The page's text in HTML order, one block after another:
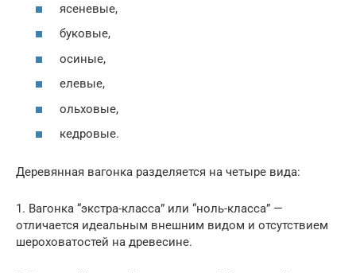
ясеневые,
буковые,
осиные,
елевые,
ольховые,
кедровые.
Деревянная вагонка разделяется на четыре вида:
1. Вагонка “экстра-класса” или “ноль-класса” —
отличается идеальным внешним видом и отсутствием
шероховатостей на древесине.